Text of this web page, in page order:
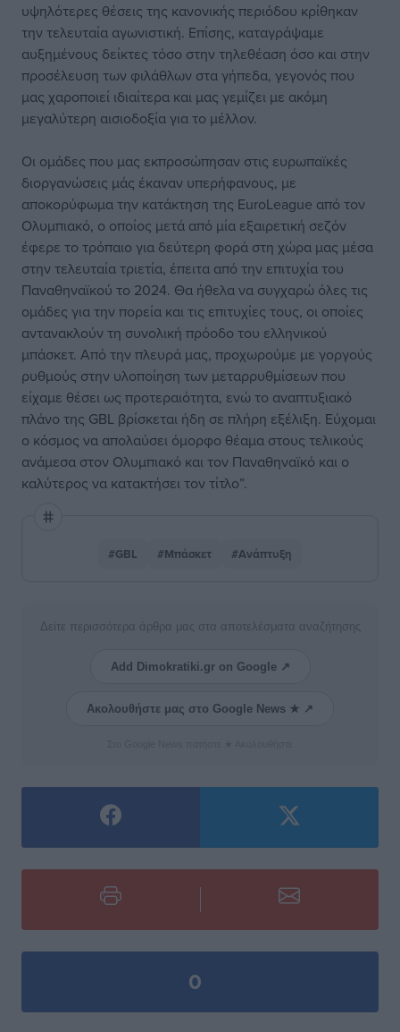
υψηλότερες θέσεις της κανονικής περιόδου κρίθηκαν
την τελευταία αγωνιστική. Επίσης, καταγράψαμε
αυξημένους δείκτες τόσο στην τηλεθέαση όσο και στην
προσέλευση των φιλάθλων στα γήπεδα, γεγονός που
μας χαροποιεί ιδιαίτερα και μας γεμίζει με ακόμη
μεγαλύτερη αισιοδοξία για το μέλλον.
Οι ομάδες που μας εκπροσώπησαν στις ευρωπαϊκές
διοργανώσεις μάς έκαναν υπερήφανους, με
αποκορύφωμα την κατάκτηση της EuroLeague από τον
Ολυμπιακό, ο οποίος μετά από μία εξαιρετική σεζόν
έφερε το τρόπαιο για δεύτερη φορά στη χώρα μας μέσα
στην τελευταία τριετία, έπειτα από την επιτυχία του
Παναθηναϊκού το 2024. Θα ήθελα να συγχαρώ όλες τις
ομάδες για την πορεία και τις επιτυχίες τους, οι οποίες
αντανακλούν τη συνολική πρόοδο του ελληνικού
μπάσκετ. Από την πλευρά μας, προχωρούμε με γοργούς
ρυθμούς στην υλοποίηση των μεταρρυθμίσεων που
είχαμε θέσει ως προτεραιότητα, ενώ το αναπτυξιακό
πλάνο της GBL βρίσκεται ήδη σε πλήρη εξέλιξη. Εύχομαι
ο κόσμος να απολαύσει όμορφο θέαμα στους τελικούς
ανάμεσα στον Ολυμπιακό και τον Παναθηναϊκό και ο
καλύτερος να κατακτήσει τον τίτλο”.
#GBL #Μπάσκετ #Ανάπτυξη
Δείτε περισσότερα άρθρα μας στα αποτελέσματα αναζήτησης
Add Dimokratiki.gr on Google ↗
Ακολουθήστε μας στο Google News ★ ↗
0